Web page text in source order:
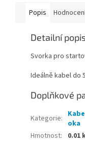
Popis
Detailní
Svorka pro
Ideálně kabel do
Doplňkové
Kategorie: oka
Hmotnost: 0.01